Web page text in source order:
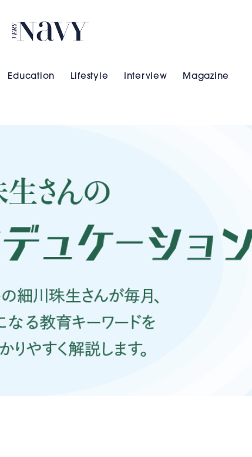
Education Lifestyle Interview Magazine